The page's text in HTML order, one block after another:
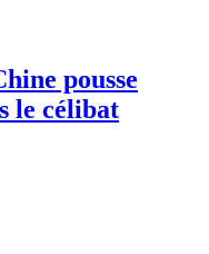
pousse
le célibat